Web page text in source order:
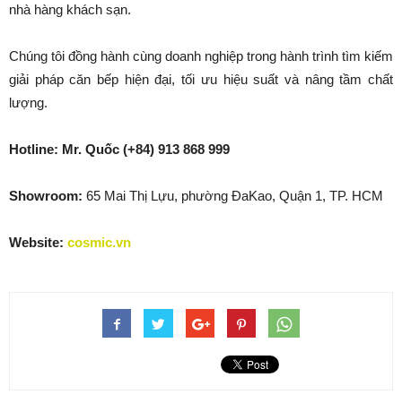
nhà hàng khách sạn.
Chúng tôi đồng hành cùng doanh nghiệp trong hành trình tìm kiếm
giải pháp căn bếp hiện đại, tối ưu hiệu suất và nâng tầm chất
lượng.
Hotline: Mr. Quốc (+84) 913 868 999
Showroom: 65 Mai Thị Lựu, phường ĐaKao, Quận 1, TP. HCM
Website: cosmic.vn